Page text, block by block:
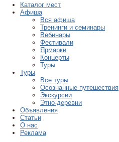
Каталог мест
Афиша
Вся афиша
Тренинги и семинары
Вебинары
Фестивали
Ярмарки
Концерты
Туры
Туры
Все туры
Осознанные путешествия
Экскурсии
Этно-деревни
Объявления
Статьи
О нас
Реклама